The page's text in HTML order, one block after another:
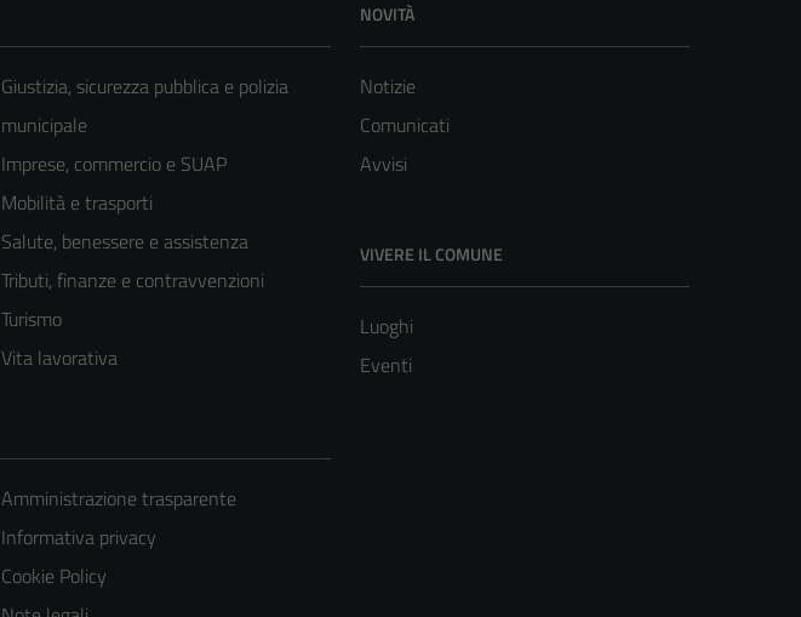
Giustizia, sicurezza pubblica e polizia
municipale
Imprese, commercio e SUAP
Mobilità e trasporti
Salute, benessere e assistenza
Tributi, finanze e contravvenzioni
Turismo
Vita lavorativa
NOVITÀ
Notizie
Comunicati
Avvisi
VIVERE IL COMUNE
Luoghi
Eventi
Amministrazione trasparente
Informativa privacy
Cookie Policy
Tecnici
Questi cookie
sono necessari